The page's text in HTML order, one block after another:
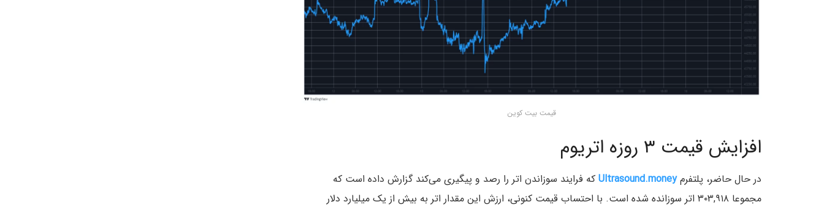
قیمت بیت کوین
افزایش قیمت ۳ روزه اتریوم
در حال حاضر، پلتفرمUltrasound.money که فرایند سوزاندن اتر را رصد و پیگیری می‌کند گزارش داده است که
مجموعا ۳۰۳,۹۱۸ اتر سوزانده شده است. با احتساب قیمت کنونی، ارزش این مقدار اتر به بیش از یک میلیارد دلار